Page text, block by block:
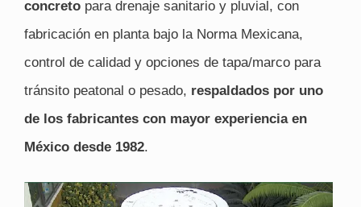
concreto para drenaje sanitario y pluvial, con
fabricación en planta bajo la Norma Mexicana,
control de calidad y opciones de tapa/marco para
tránsito peatonal o pesado, respaldados por uno
de los fabricantes con mayor experiencia en
México desde 1982.